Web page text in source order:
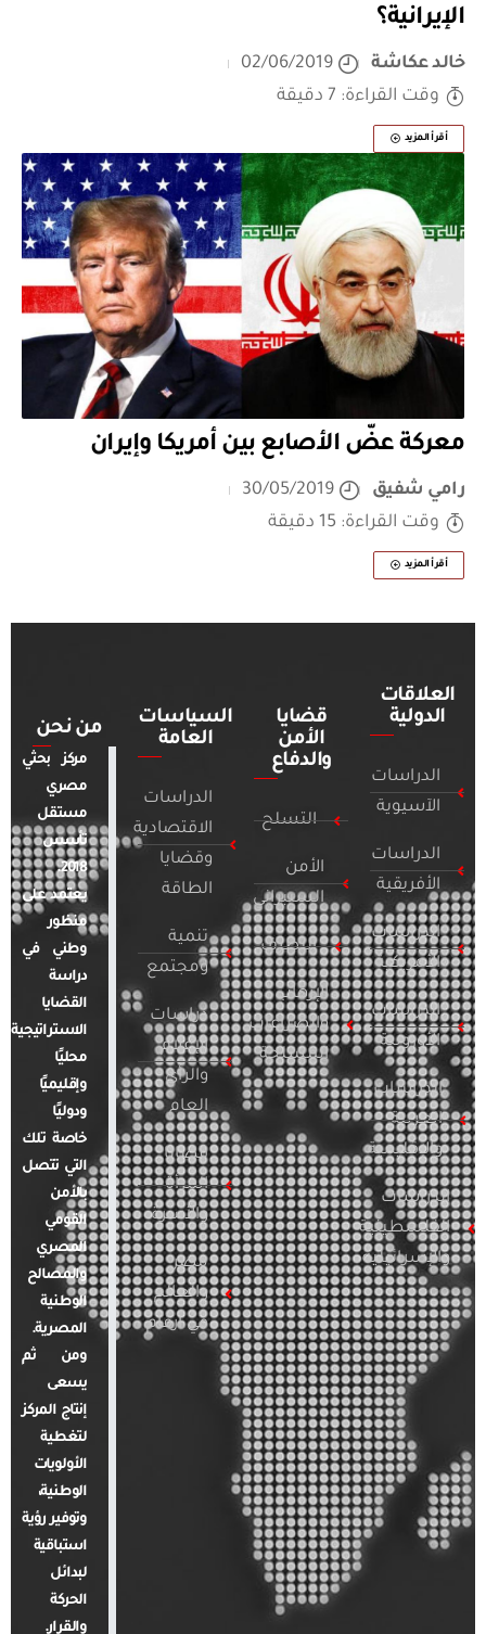
الإيرانية؟
خالد عكاشة
02/06/2019
وقت القراءة: 7 دقيقة
أقرأ المزيد
معركة عضّ الأصابع بين أمريكا وإيران
رامي شفيق
30/05/2019
وقت القراءة: 15 دقيقة
أقرأ المزيد
العلاقات
الدولية
الدراسات
الآسيوية
الدراسات
الأفريقية
الدراسات
الأمريكية
الدراسات
الأوروبية
الدراسات
العربية
والإقليمية
الدراسات
الفلسطينية
والإسرائيلية
قضايا
الأمن
والدفاع
التسلح
الأمن
السيبراني
التطرف
الإرهاب
والصراعات
المسلحة
السياسات
العامة
الدراسات
الاقتصادية
وقضايا
الطاقة
تنمية
ومجتمع
دراسات
الإعلام
والرأي
العام
قضايا
المرأة
والأسرة
مصر
والعالم
في أرقام
من نحن
مركز بحثي
مصري
مستقل
تأسس
2018.
يعتمد على
منظور
وطني في
دراسة
القضايا
الاستراتيجية
محليًا
وإقليميًا
ودوليًا
خاصة تلك
التي تتصل
بالأمن
القومي
المصري
والمصالح
الوطنية
المصرية.
ومن ثم
يسعى
إنتاج المركز
لتغطية
الأولويات
الوطنية،
وتوفير رؤية
استباقية
لبدائل
الحركة
والقرار.